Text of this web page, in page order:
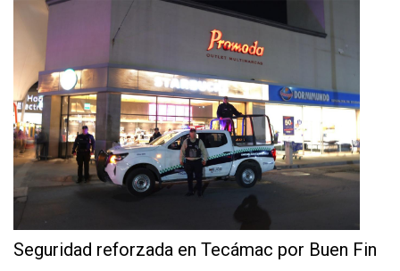
Seguridad reforzada en Tecámac por Buen Fin